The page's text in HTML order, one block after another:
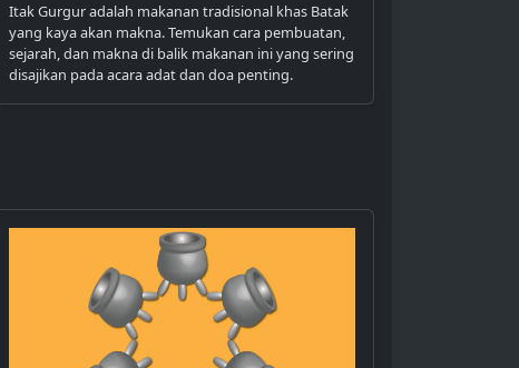
Itak Gurgur adalah makanan tradisional khas Batak
yang kaya akan makna. Temukan cara pembuatan,
sejarah, dan makna di balik makanan ini yang sering
disajikan pada acara adat dan doa penting.